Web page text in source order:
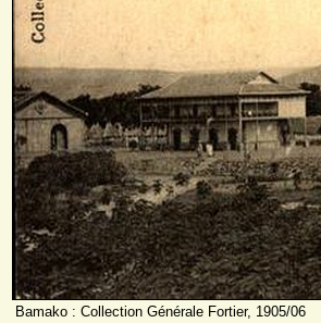
Bamako : Collection Générale Fortier, 1905/06